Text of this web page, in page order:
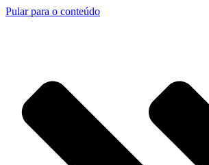
Pular para o conteúdo